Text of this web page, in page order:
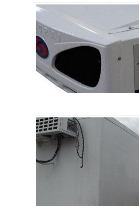
serviços contratados;
Escritório de alta qualidade onde
atividades; Mão de obra
última geração. A MAIOR
SEGMENTONa Refrigeração
solução mais buscada na área de
condicionado. São opções
oferece, como instalação e
com os serviços e altamente
adquiridas porque investiu em uma
conta com escritório de alta qualidade
as atividades e equipamentos de
isso, unido a um time de
o melhor para todos os
acessar o nosso site e saber